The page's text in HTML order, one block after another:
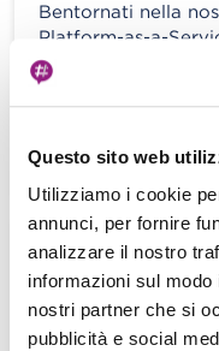
Questo sito web
Utilizziamo i cookie
annunci, per fornire
analizzare il nostro
informazioni sul
nostri partner che si
pubblicità e social
Bentornati nella
Platform-as-a-
abbiamo percorso i
implementazione […]
PaaS su AWS:
modo migliore
A. Callegari - M.